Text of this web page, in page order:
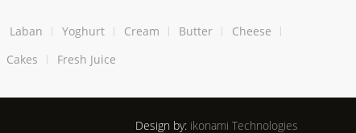
Laban Yoghurt Cream Butter
Cheese
Cakes Fresh Juice
Design by: ikonami Technologies